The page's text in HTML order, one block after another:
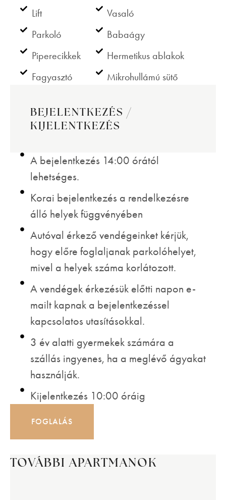
Lift
Parkoló
Piperecikkek
Fagyasztó
Vasaló
Babaágy
Hermetikus ablakok
Mikrohullámú sütő
BEJELENTKEZÉS /
KIJELENTKEZÉS
A bejelentkezés 14:00 órától
lehetséges.
Korai bejelentkezés a rendelkezésre
álló helyek függvényében
Autóval érkező vendégeinket kérjük,
hogy előre foglaljanak parkolóhelyet,
mivel a helyek száma korlátozott.
A vendégek érkezésük előtti napon e-
mailt kapnak a bejelentkezéssel
kapcsolatos utasításokkal.
3 év alatti gyermekek számára a
szállás ingyenes, ha a meglévő ágyakat
használják.
Kijelentkezés 10:00 óráig
FOGLALÁS
TOVÁBBI APARTMANOK